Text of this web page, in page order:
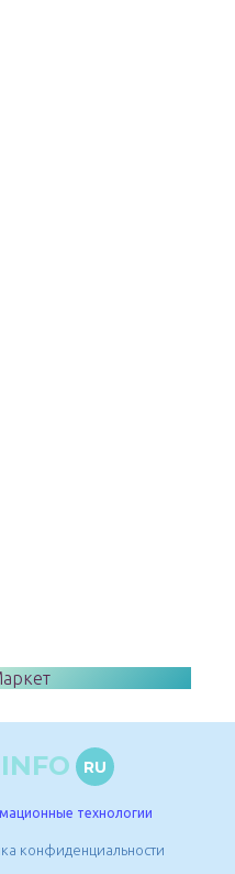
RU
технологии
конфиденциальности